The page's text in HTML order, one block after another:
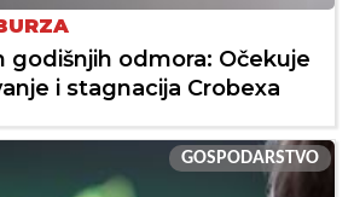
godišnjih odmora: Očekuje
i stagnacija Crobexa
GOSPODARSTVO